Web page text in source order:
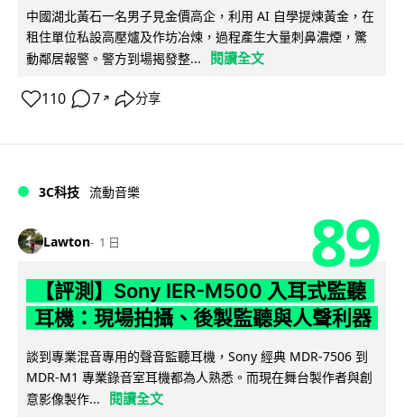
中國湖北黃石一名男子見金價高企，利用 AI 自學提煉黃金，在
租住單位私設高壓爐及作坊冶煉，過程產生大量刺鼻濃煙，驚
動鄰居報警。警方到場揭發整...
閱讀全文
110 7 ↗ 分享
3C科技 流動音樂
Lawton 1 日 89
【評測】Sony IER-M500 入耳式監聽
耳機：現場拍攝、後製監聽與人聲利器
談到專業混音專用的聲音監聽耳機，Sony 經典 MDR-7506 到
MDR-M1 專業錄音室耳機都為人熟悉。而現在舞台製作者與創
意影像製作...
閱讀全文